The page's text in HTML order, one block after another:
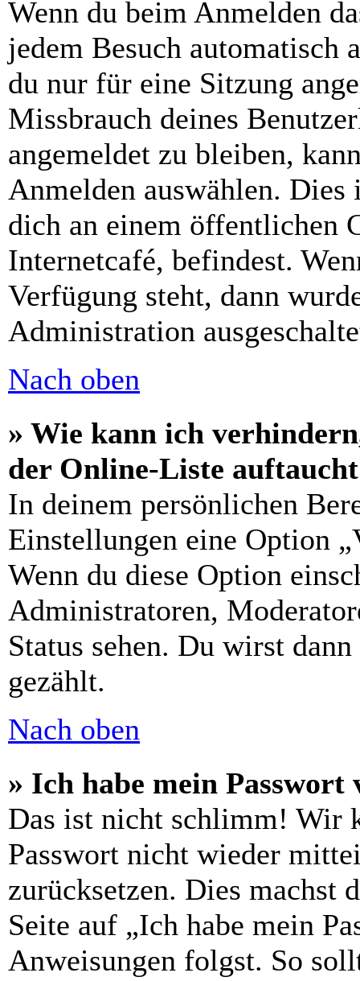
Wenn du beim Anmelden
jedem Besuch automatisch
du nur für eine Sitzung
Missbrauch deines
angemeldet zu bleiben,
Anmelden auswählen.
dich an einem öffentlichen
Internetcafé, befindest.
Verfügung steht, dann
Administration
Nach oben
» Wie kann ich
der Online-Liste
In deinem persönlichen
Einstellungen eine Option
Wenn du diese Option
Administratoren,
Status sehen. Du wirst
gezählt.
Nach oben
» Ich habe mein Passwort
Das ist nicht schlimm! Wir
Passwort nicht wieder
zurücksetzen. Dies machst
Seite auf „Ich habe mein
Anweisungen folgst. So